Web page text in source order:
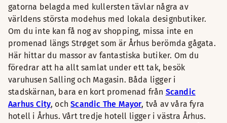
gatorna belagda med kullersten tävlar några av
världens största modehus med lokala designbutiker.
Om du inte kan få nog av shopping, missa inte en
promenad längs Strøget som är Århus berömda gågata.
Här hittar du massor av fantastiska butiker. Om du
föredrar att ha allt samlat under ett tak, besök
varuhusen Salling och Magasin. Båda ligger i
stadskärnan, bara en kort promenad från Scandic
Aarhus City, ochScandic The Mayor, två av våra fyra
hotell i Århus. Vårt tredje hotell ligger i västra Århus.